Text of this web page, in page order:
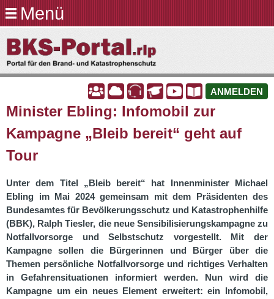
zum
Inhalt
BKS-
Portal.rlp
A
A A ANMELDEN
Minister Ebling: Infomobil zur
Kampagne „Bleib bereit“ geht auf
Tour
Unter dem Titel „Bleib bereit“ hat Innenminister Michael
Ebling im Mai 2024 gemeinsam mit dem Präsidenten des
Bundesamtes für Bevölkerungsschutz und Katastrophenhilfe
(BBK), Ralph Tiesler, die neue Sensibilisierungskampagne zu
Notfallvorsorge und Selbstschutz vorgestellt. Mit der
Kampagne sollen die Bürgerinnen und Bürger über die
Themen persönliche Notfallvorsorge und richtiges Verhalten
in Gefahrensituationen informiert werden. Nun wird die
Kampagne um ein neues Element erweitert: ein Infomobil,
Menü